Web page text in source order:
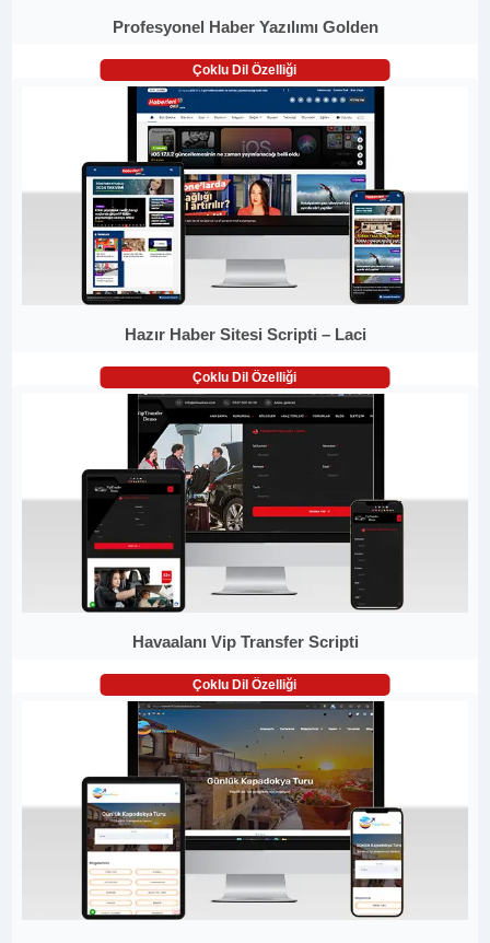
Profesyonel Haber Yazılımı Golden
Çoklu Dil Özelliği
Hazır Haber Sitesi Scripti – Laci
Çoklu Dil Özelliği
Havaalanı Vip Transfer Scripti
Çoklu Dil Özelliği